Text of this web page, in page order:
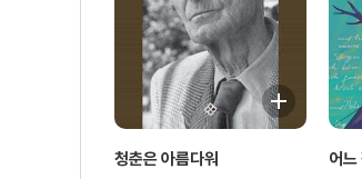
청춘은 아름다워 어느